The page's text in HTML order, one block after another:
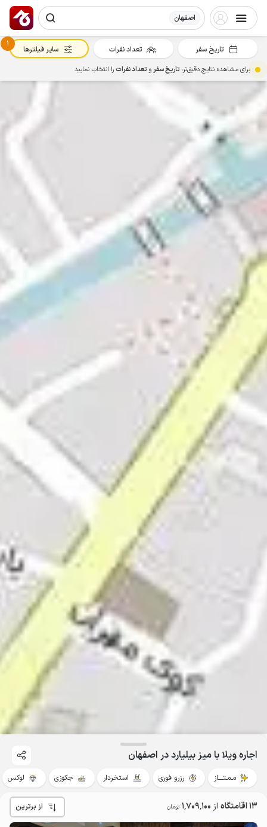
اصفهان
اجاره ویلا با میز بیلیارد در اصفهان
مـمـتــــاز رزرو فوری استخردار جکوزی لوکس
13 اقامتگاه از 1٬709٬100 تومان از برترین
تاریخ سفر تعداد نفرات
1
سایر فیلترها
برای مشاهده نتایج دقیق‌تر، تاریخ سفرو تعداد نفراترا انتخاب نمایید